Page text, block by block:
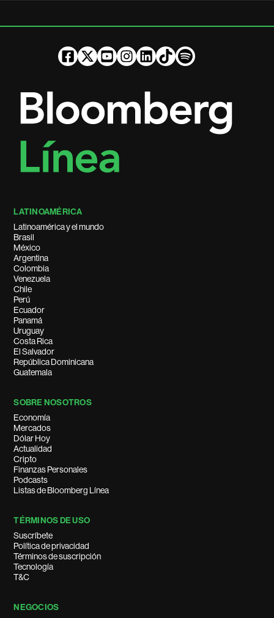
LATINOAMÉRICA
Latinoamérica y el mundo
Brasil
México
Argentina
Colombia
Venezuela
Chile
Perú
Ecuador
Panamá
Uruguay
Costa Rica
El Salvador
República Dominicana
Guatemala
SOBRE NOSOTROS
Economía
Mercados
Dólar Hoy
Actualidad
Cripto
Finanzas Personales
Podcasts
Listas de Bloomberg Línea
TÉRMINOS DE USO
Suscríbete
Política de privacidad
Términos de suscripción
Tecnología
T&C
NEGOCIOS